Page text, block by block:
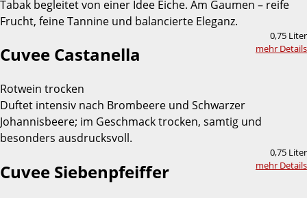
Tabak begleitet von einer Idee Eiche. Am Gaumen – reife
Frucht, feine Tannine und balancierte Eleganz.
0,75 Liter
mehr Details
Cuvee Castanella
Rotwein trocken
Duftet intensiv nach Brombeere und Schwarzer
Johannisbeere; im Geschmack trocken, samtig und
besonders ausdrucksvoll.
0,75 Liter
mehr Details
Cuvee Siebenpfeiffer